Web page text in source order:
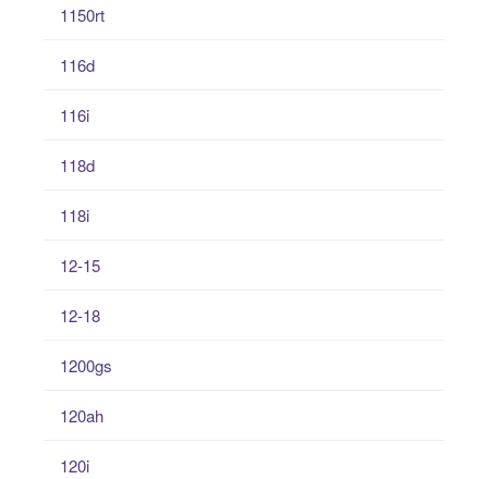
1150rt
116d
116i
118d
118i
12-15
12-18
1200gs
120ah
120i